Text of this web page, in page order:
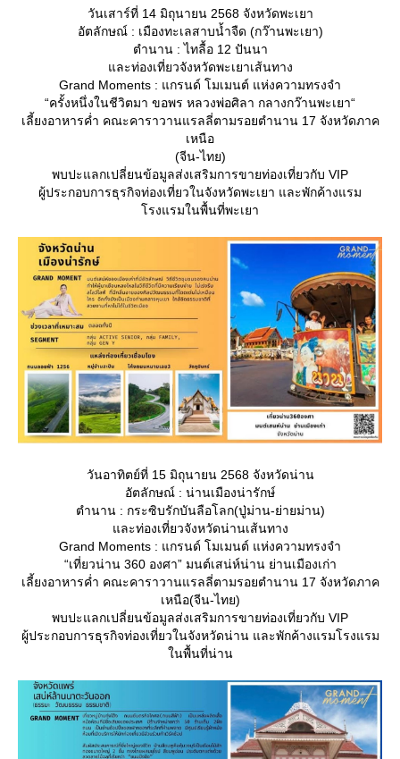
วันเสาร์ที่ 14 มิถุนายน 2568 จังหวัดพะเยา
อัตลักษณ์ : เมืองทะเลสาบน้ำจืด (กว๊านพะเยา)
ตำนาน : ไทลื้อ 12 ปันนา
ละท่องเที่ยวจังหวัดพะเยาเส้นทาง
Grand Moments : แกรนด์ โมเมนต์ แห่งความทรงจำ
“ครั้งหนึ่งในชีวิตมา ขอพร หลวงพ่อศิลา กลางกว๊านพะเยา“
เลี้ยงอาหารค่ำ คณะคาราวานแรลลี่ตามรอยตำนาน 17 จังหวัดภาค
เหนือ
(จีน-ไทย)
พบปะแลกเปลี่ยนข้อมูลส่งเสริมการขายท่องเที่ยวกับ VIP
ผู้ประกอบการธุรกิจท่องเที่ยวในจังหวัดพะเยา และพักค้างแรม
รงแรมในพื้นที่พะเยา
วันอาทิตย์ที่ 15 มิถุนายน 2568 จังหวัดน่าน
อัตลักษณ์ : น่านเมืองน่ารักษ์
ตำนาน : กระซิบรักบันลือโลก(ปู่ม่าน-ย่ายม่าน)
ละท่องเที่ยวจังหวัดน่านเส้นทาง
Grand Moments : แกรนด์ โมเมนต์ แห่งความทรงจำ
“เที่ยวน่าน 360 องศา” มนต์เสน่ห์น่าน ย่านเมืองเก่า
เลี้ยงอาหารค่ำ คณะคาราวานแรลลี่ตามรอยตำนาน 17 จังหวัดภาค
เหนือ(จีน-ไทย)
พบปะแลกเปลี่ยนข้อมูลส่งเสริมการขายท่องเที่ยวกับ VIP
ผู้ประกอบการธุรกิจท่องเที่ยวในจังหวัดน่าน และพักค้างแรมโรงแรม
นพื้นที่น่าน